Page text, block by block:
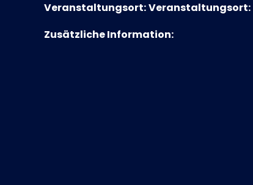
Veranstaltungsort:Veranstaltungsort:
Zusätzliche Information: